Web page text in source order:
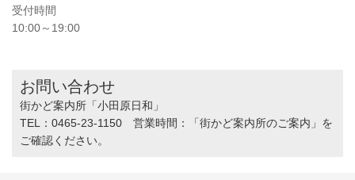
受付時間
10:00～19:00
お問い合わせ
街かど案内所「小田原日和」
TEL：0465-23-1150 営業時間：「街かど案内所のご案内」を
ご確認ください。